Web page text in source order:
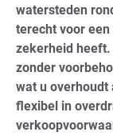
watersteden
terecht voor
zekerheid heeft.
zonder
wat u overhoudt
flexibel in